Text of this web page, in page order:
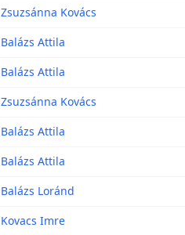
Zsuzsánna Kovács
Balázs Attila
Balázs Attila
Zsuzsánna Kovács
Balázs Attila
Balázs Attila
Balázs Loránd
Kovacs Imre